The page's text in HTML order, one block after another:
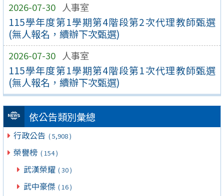
2026-07-30 人事室
115學年度第1學期第4階段第2次代理教師甄選
(無人報名，續辦下次甄選)
2026-07-30 人事室
115學年度第1學期第4階段第1次代理教師甄選
(無人報名，續辦下次甄選)
依公告類別彙總
行政公告 ( 5,908 )
榮譽榜 ( 154 )
武漢榮耀 ( 30 )
武中豪傑 ( 16 )